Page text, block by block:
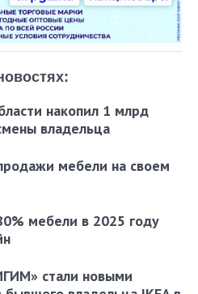
накопил 1 млрд
владельца
мебели на своем
мебели в 2025 году
стали новыми